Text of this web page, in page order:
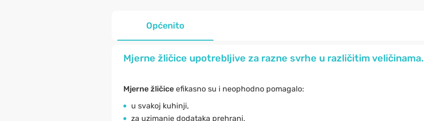
Općenito
Mjerne žličice upotrebljive za razne svrhe u različitim veličinama.
Mjerne žličice efikasno su i neophodno pomagalo:
u svakoj kuhinji,
za uzimanje dodataka prehrani,